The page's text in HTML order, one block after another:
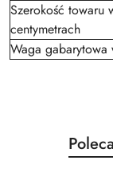
Szerokość towaru
centymetrach
Waga gabarytowa
Pomiń
o